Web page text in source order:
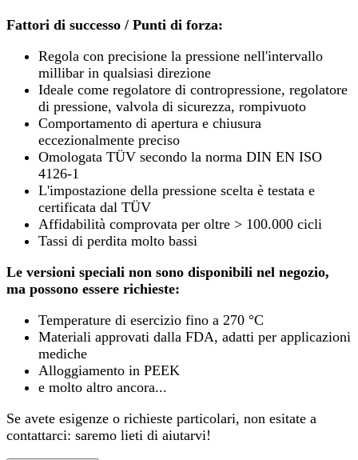
Fattori di successo / Punti di forza:
Regola con precisione la pressione nell'intervallo
millibar in qualsiasi direzione
Ideale come regolatore di contropressione, regolatore
di pressione, valvola di sicurezza, rompivuoto
Comportamento di apertura e chiusura
eccezionalmente preciso
Omologata TÜV secondo la norma DIN EN ISO
4126-1
L'impostazione della pressione scelta è testata e
certificata dal TÜV
Affidabilità comprovata per oltre > 100.000 cicli
Tassi di perdita molto bassi
Le versioni speciali non sono disponibili nel negozio,
ma possono essere richieste:
Temperature di esercizio fino a 270 °C
Materiali approvati dalla FDA, adatti per applicazioni
mediche
Alloggiamento in PEEK
e molto altro ancora...
Se avete esigenze o richieste particolari, non esitate a
contattarci: saremo lieti di aiutarvi!